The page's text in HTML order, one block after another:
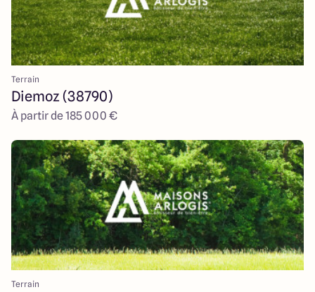
Terrain
Diemoz (38790)
À partir de 185 000 €
Terrain